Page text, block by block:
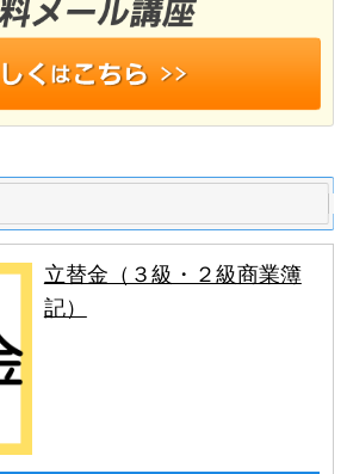
立替金（３級・２級商業簿
記）